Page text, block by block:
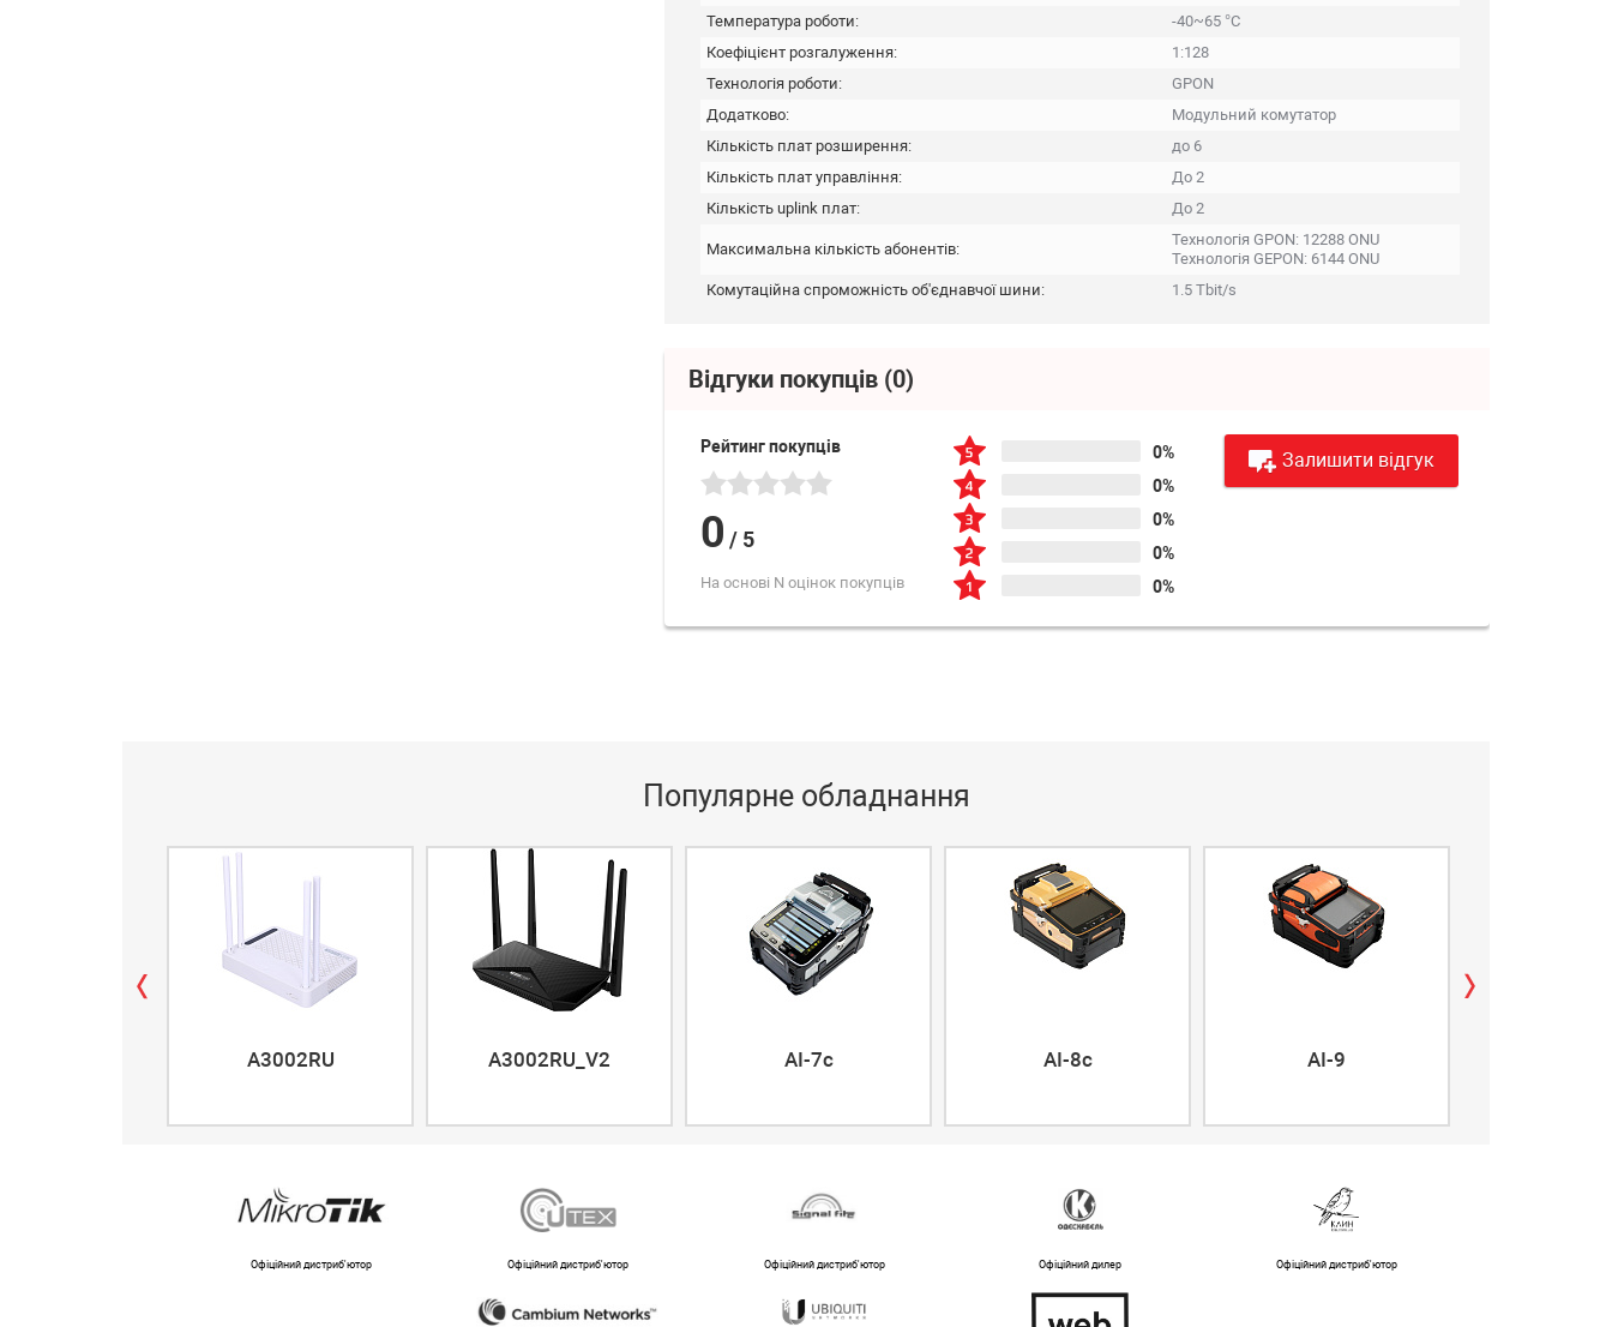
Температура роботи:
-40~65 °C
Коефіцієнт розгалуження:
1:128
Технологія роботи:
GPON
Додатково:
Модульний комутатор
Кількість плат розширення:
до 6
Кількість плат управління:
До 2
Кількість uplink плат:
До 2
Максимальна кількість абонентів:
Технологія GPON: 12288 ONU
Технологія GEPON: 6144 ONU
Комутаційна спроможність об'єднавчої шини:
1.5 Tbit/s
Відгуки покупців (0)
Рейтинг покупців
0 / 5
На основі N оцінок покупців
0%
0%
0%
0%
0%
Залишити відгук
Популярне обладнання
A3002RU A3002RU_V2 AI-7c AI-8c AI-9
Офіційний дистриб'ютор Офіційний дистриб'ютор Офіційний дистриб'ютор Офіційний дилер Офіційний дистриб'ютор